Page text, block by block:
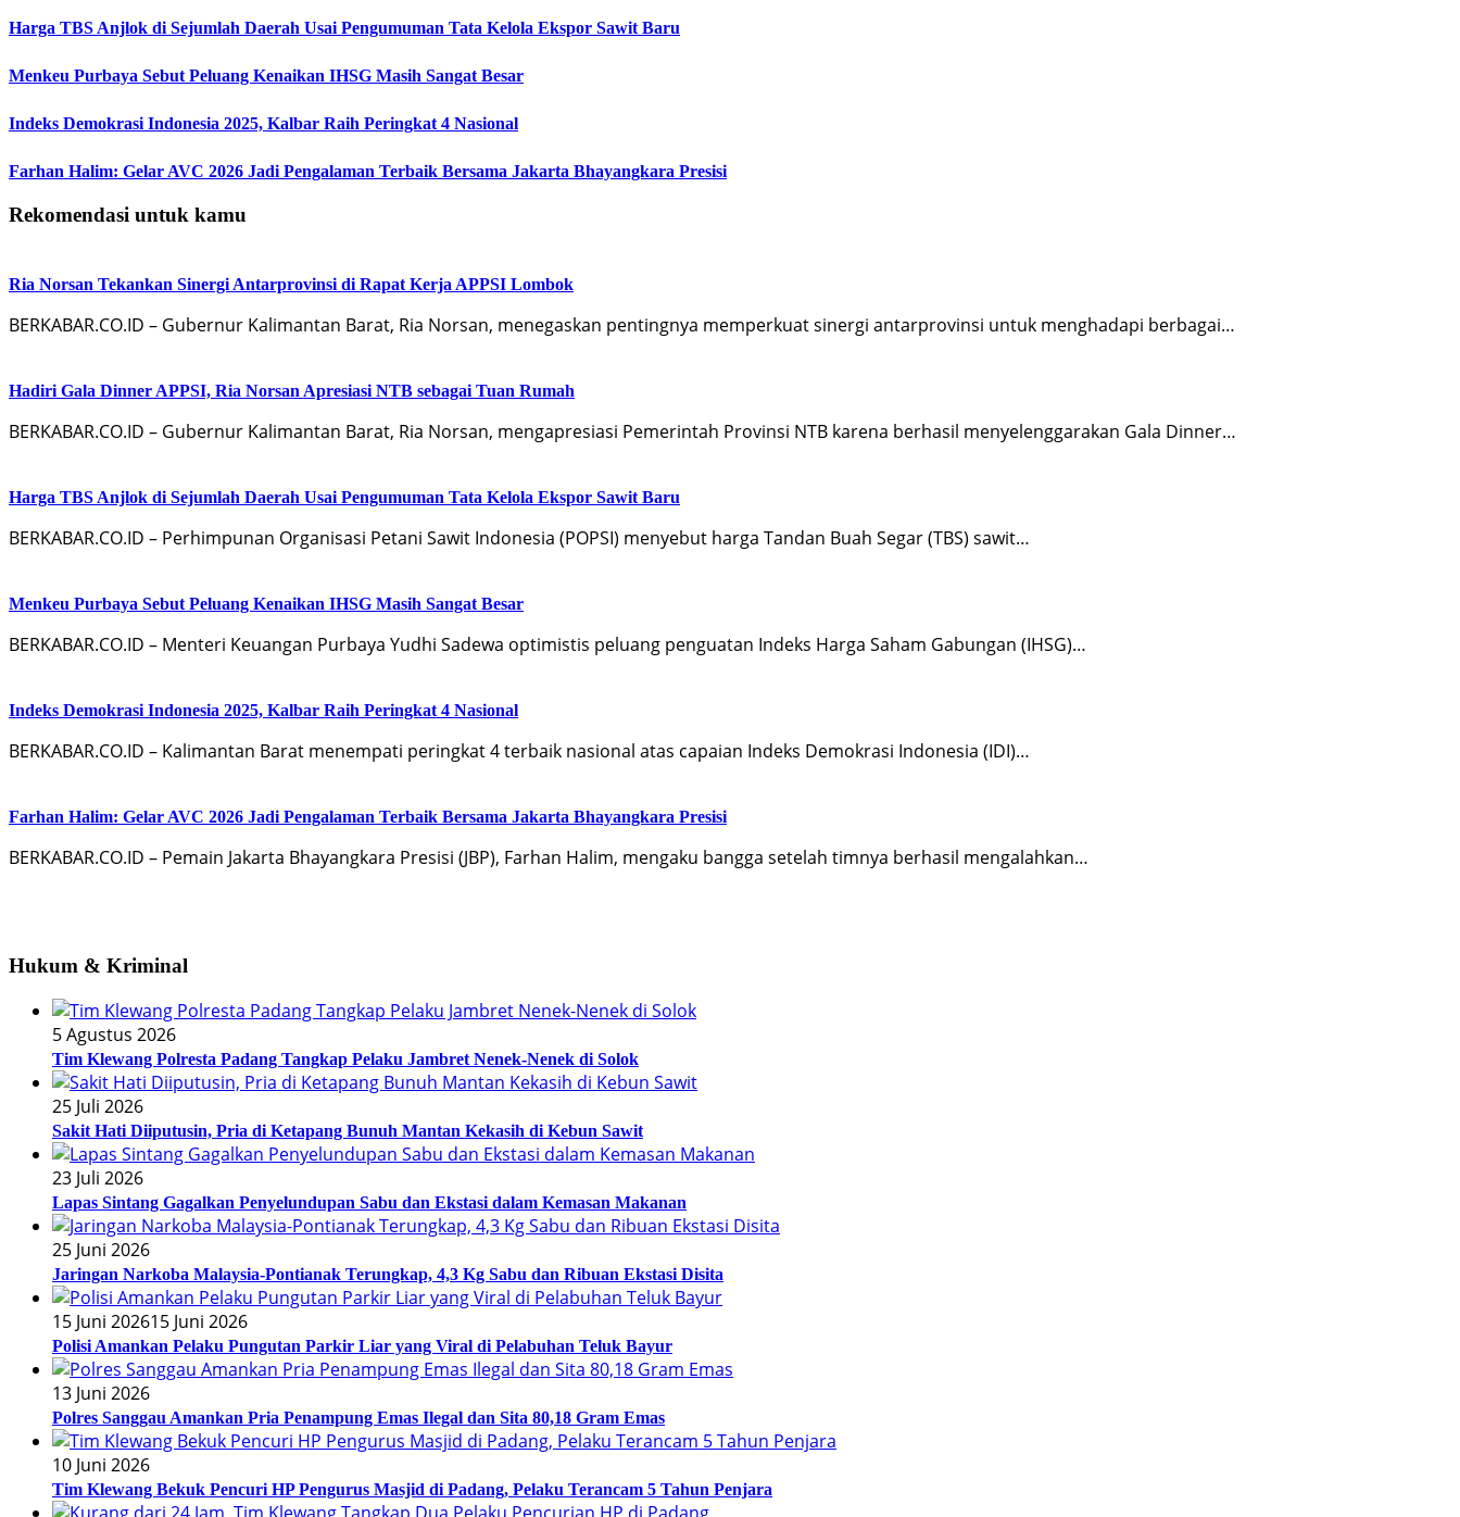
Harga TBS Anjlok di Sejumlah Daerah Usai Pengumuman Tata Kelola Ekspor Sawit Baru
Menkeu Purbaya Sebut Peluang Kenaikan IHSG Masih Sangat Besar
Indeks Demokrasi Indonesia 2025, Kalbar Raih Peringkat 4 Nasional
Farhan Halim: Gelar AVC 2026 Jadi Pengalaman Terbaik Bersama Jakarta Bhayangkara Presisi
Rekomendasi untuk kamu
Ria Norsan Tekankan Sinergi Antarprovinsi di Rapat Kerja APPSI Lombok
BERKABAR.CO.ID – Gubernur Kalimantan Barat, Ria Norsan, menegaskan pentingnya memperkuat sinergi antarprovinsi untuk menghadapi berbagai…
Hadiri Gala Dinner APPSI, Ria Norsan Apresiasi NTB sebagai Tuan Rumah
BERKABAR.CO.ID – Gubernur Kalimantan Barat, Ria Norsan, mengapresiasi Pemerintah Provinsi NTB karena berhasil menyelenggarakan Gala Dinner…
Harga TBS Anjlok di Sejumlah Daerah Usai Pengumuman Tata Kelola Ekspor Sawit Baru
BERKABAR.CO.ID – Perhimpunan Organisasi Petani Sawit Indonesia (POPSI) menyebut harga Tandan Buah Segar (TBS) sawit…
Menkeu Purbaya Sebut Peluang Kenaikan IHSG Masih Sangat Besar
BERKABAR.CO.ID – Menteri Keuangan Purbaya Yudhi Sadewa optimistis peluang penguatan Indeks Harga Saham Gabungan (IHSG)…
Indeks Demokrasi Indonesia 2025, Kalbar Raih Peringkat 4 Nasional
BERKABAR.CO.ID – Kalimantan Barat menempati peringkat 4 terbaik nasional atas capaian Indeks Demokrasi Indonesia (IDI)…
Farhan Halim: Gelar AVC 2026 Jadi Pengalaman Terbaik Bersama Jakarta Bhayangkara Presisi
BERKABAR.CO.ID – Pemain Jakarta Bhayangkara Presisi (JBP), Farhan Halim, mengaku bangga setelah timnya berhasil mengalahkan…
Hukum & Kriminal
5 Agustus 2026
Tim Klewang Polresta Padang Tangkap Pelaku Jambret Nenek-Nenek di Solok
25 Juli 2026
Sakit Hati Diiputusin, Pria di Ketapang Bunuh Mantan Kekasih di Kebun Sawit
23 Juli 2026
Lapas Sintang Gagalkan Penyelundupan Sabu dan Ekstasi dalam Kemasan Makanan
25 Juni 2026
Jaringan Narkoba Malaysia-Pontianak Terungkap, 4,3 Kg Sabu dan Ribuan Ekstasi Disita
15 Juni 202615 Juni 2026
Polisi Amankan Pelaku Pungutan Parkir Liar yang Viral di Pelabuhan Teluk Bayur
13 Juni 2026
Polres Sanggau Amankan Pria Penampung Emas Ilegal dan Sita 80,18 Gram Emas
10 Juni 2026
Tim Klewang Bekuk Pencuri HP Pengurus Masjid di Padang, Pelaku Terancam 5 Tahun Penjara